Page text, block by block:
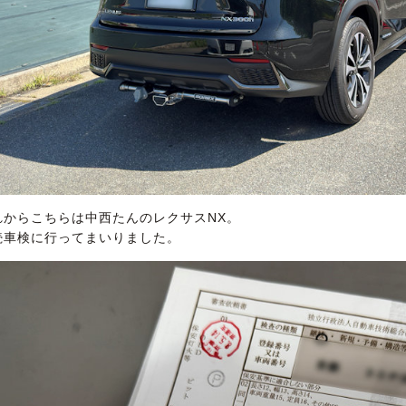
からこちらは中西たんのレクサスNX。
車検に行ってまいりました。